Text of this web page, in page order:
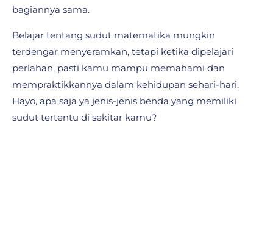
bagiannya sama.
Belajar tentang sudut matematika mungkin
terdengar menyeramkan, tetapi ketika dipelajari
perlahan, pasti kamu mampu memahami dan
mempraktikkannya dalam kehidupan sehari-hari.
Hayo, apa saja ya jenis-jenis benda yang memiliki
sudut tertentu di sekitar kamu?